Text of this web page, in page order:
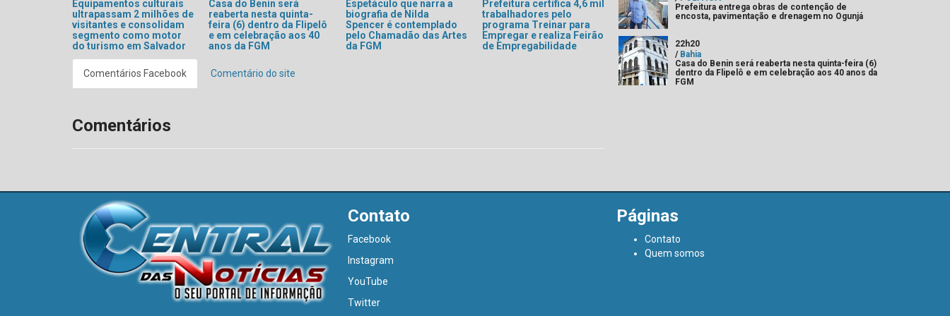
Equipamentos culturais
ultrapassam 2 milhões de
visitantes e consolidam
segmento como motor
do turismo em Salvador
Casa do Benin será
reaberta nesta quinta-
feira (6) dentro da Flipelô
e em celebração aos 40
anos da FGM
Espetáculo que narra a
biografia de Nilda
Spencer é contemplado
pelo Chamadão das Artes
da FGM
Prefeitura certifica 4,6 mil
trabalhadores pelo
programa Treinar para
Empregar e realiza Feirão
de Empregabilidade
Comentários Facebook Comentário do site
Comentários
Prefeitura entrega obras de contenção de
encosta, pavimentação e drenagem no Ogunjá
22h20
/ Bahia
Casa do Benin será reaberta nesta quinta-feira (6)
dentro da Flipelô e em celebração aos 40 anos da
FGM
Contato
Facebook
Instagram
YouTube
Twitter
Páginas
Contato
Quem somos